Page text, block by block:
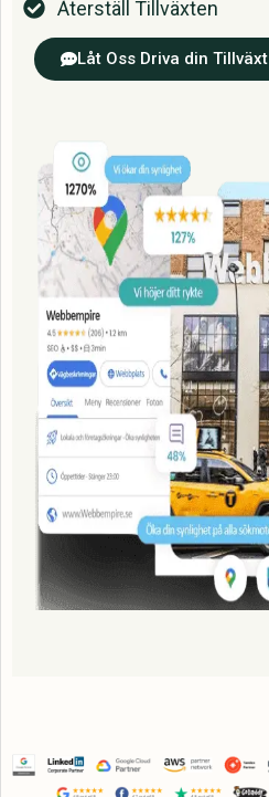
Återställ Tillväxten
Låt Oss Driva din Tillväxt